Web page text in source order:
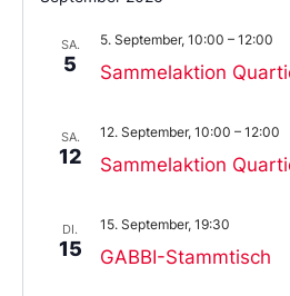
SA.
5 Sammelaktion
5. September, 10:00 – 12:00
SA.
12 Sammelaktion
12. September, 10:00 – 12:00
DI.
15 GABBI-Stammtisch
15. September, 19:30